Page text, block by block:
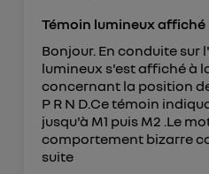
Témoin lumineux affiché
Bonjour. En conduite
lumineux s'est affiché à
concernant la position
P R N D.Ce témoin
jusqu'à M1 puis M2 .Le
comportement bizarre
suite